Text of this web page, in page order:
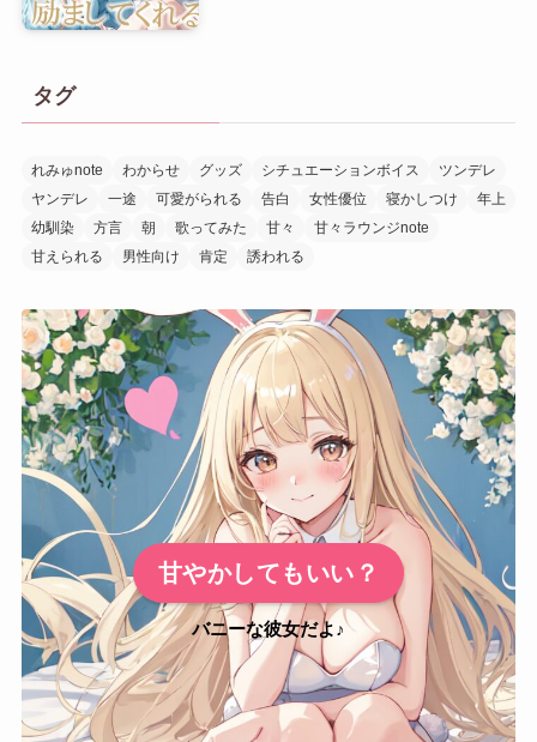
タグ
れみゅnote わからせ グッズ シチュエーションボイス
ツンデレ
ヤンデレ
一途 可愛がられる 告白 女性優位 寝かしつけ
年上
幼馴染
方言 朝 歌ってみた 甘々
甘々ラウンジnote
甘えられる
男性向け 肯定 誘われる
甘やかしてもいい？
バニーな彼女だよ♪